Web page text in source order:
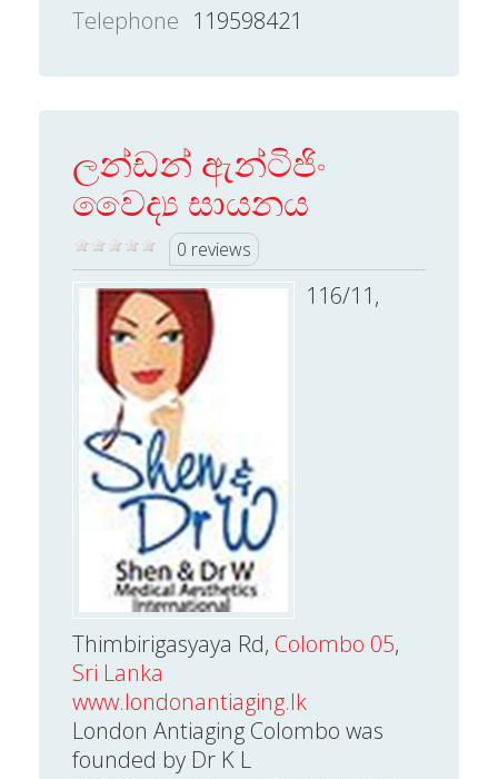
Telephone 119598421
ලන්ඩන් ඇන්ටිජිං
වෛද්‍ය සායනය
0 reviews
116/11,
Thimbirigasyaya Rd, Colombo 05,
Sri Lanka
www.londonantiaging.lk
London Antiaging Colombo was
founded by Dr K L